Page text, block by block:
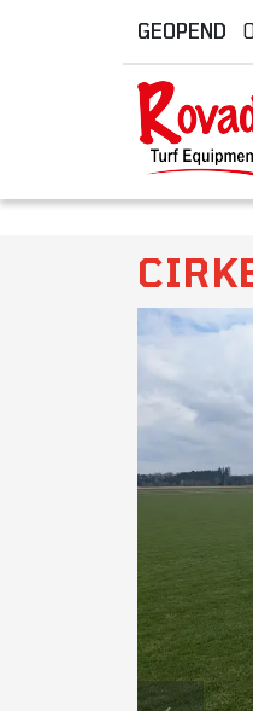
GEOPEND